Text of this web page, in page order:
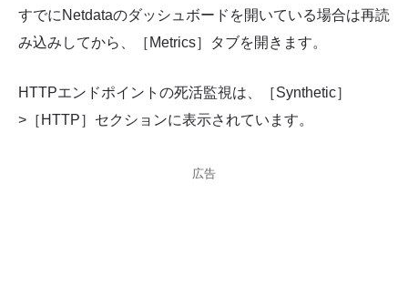
すでにNetdataのダッシュボードを開いている場合は再読
み込みしてから、［Metrics］タブを開きます。
HTTPエンドポイントの死活監視は、［Synthetic］
>［HTTP］セクションに表示されています。
広告